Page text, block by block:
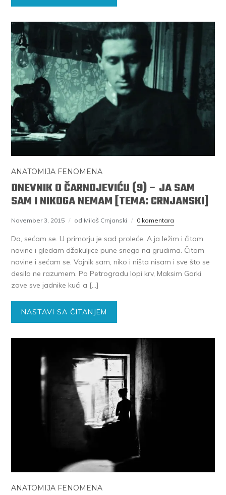
ANATOMIJA FENOMENA
DNEVNIK O ČARNOJEVIĆU (9) – JA SAM
SAM I NIKOGA NEMAM [TEMA: CRNJANSKI]
November 3, 2015 od Miloš Crnjanski 0 komentara
Da, sećam se. U primorju je sad proleće. A ja ležim i čitam
novine i gledam džakuljice pune snega na grudima. Čitam
novine i sećam se. Vojnik sam, niko i ništa nisam i sve što se
desilo ne razumem. Po Petrogradu lopi krv, Maksim Gorki
zove sve jadnike kući a […]
NASTAVI SA ČITANJEM
ANATOMIJA FENOMENA